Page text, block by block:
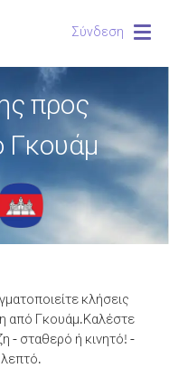
Σύνδεση
προς
Γκουάμ
κλήσεις
από Γκουάμ.Καλέστε
- σταθερό ή κινητό! -